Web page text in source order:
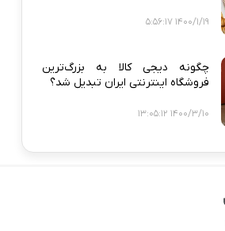
1400/1/19 5:56:17
چگونه دیجی‌ کالا به بزرگ‌ترین
فروشگاه اینترنتی ایران تبدیل شد؟
1400/3/10 13:05:12